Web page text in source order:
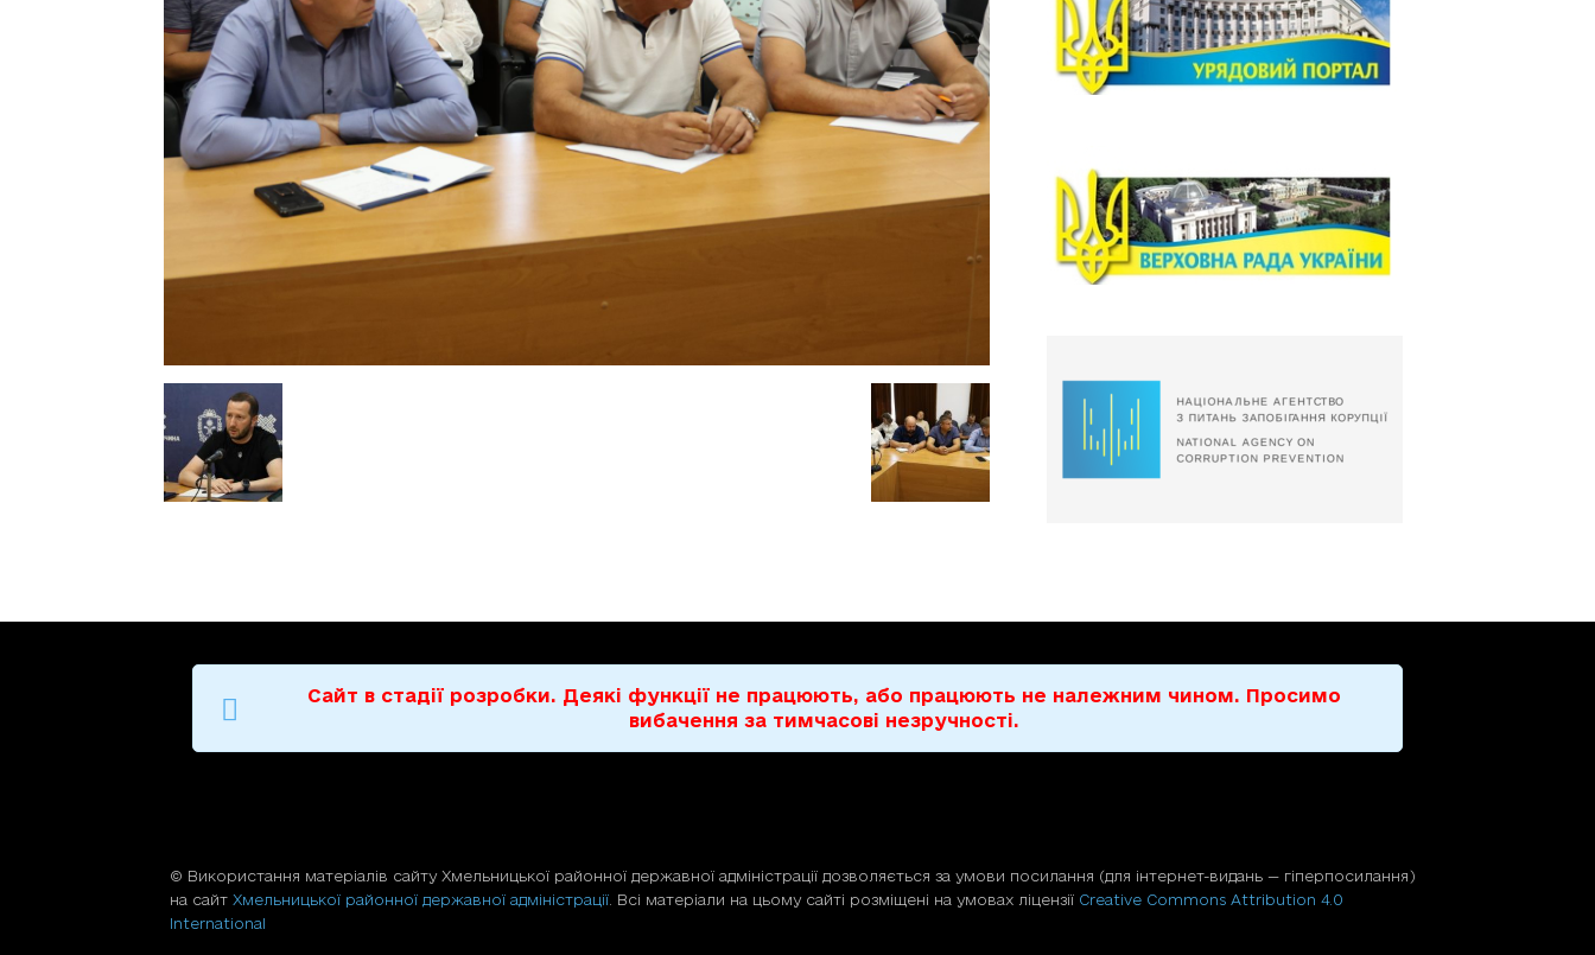
Сайт в стадії розробки. Деякі функції не працюють, або працюють не належним чином. Просимо
вибачення за тимчасові незручності.
© Використання матерiалiв сайту Хмельницької районної державної адміністрації дозволяється за умови посилання (для iнтернет-видань — гiперпосилання)
на сайт Хмельницької районної державної адміністрації . Всі матеріали на цьому сайті розміщені на умовах ліцензії Creative Commons Attribution 4.0
International